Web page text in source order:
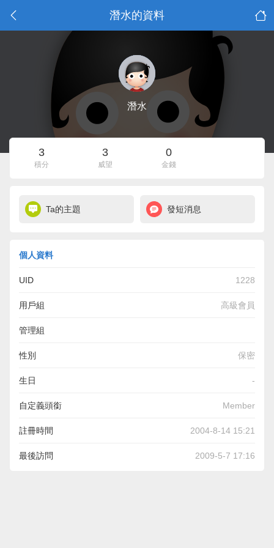
潛水的資料
潛水
3
積分
3
威望
0
金錢
Ta的主題 發短消息
個人資料
UID 1228
用戶組 高級會員
管理組
性別 保密
生日 -
自定義頭銜 Member
註冊時間 2004-8-14 15:21
最後訪問 2009-5-7 17:16